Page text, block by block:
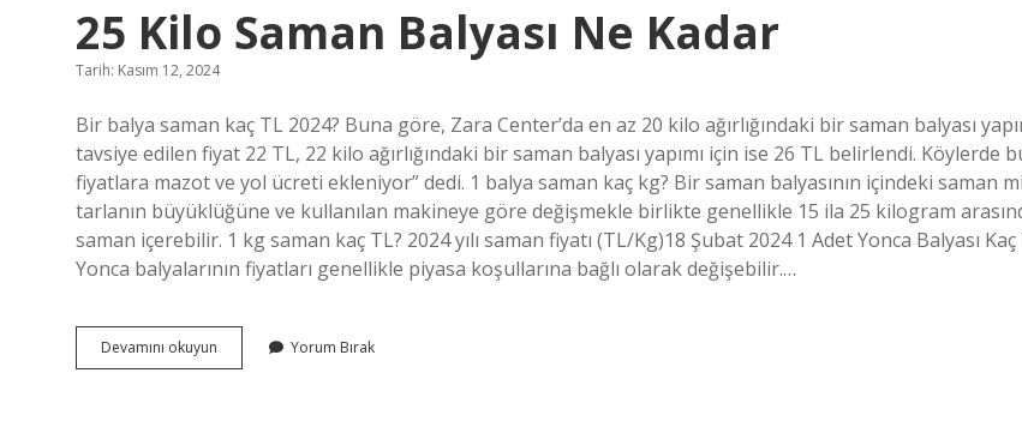
25 Kilo Saman Balyası Ne Kadar
Tarih: Kasım 12, 2024
Bir balya saman kaç TL 2024? Buna göre, Zara Center’da en az 20 kilo ağırlığındaki bir saman balyası
tavsiye edilen fiyat 22 TL, 22 kilo ağırlığındaki bir saman balyası yapımı için ise 26 TL belirlendi. Köylerde
fiyatlara mazot ve yol ücreti ekleniyor” dedi. 1 balya saman kaç kg? Bir saman balyasının içindeki saman
tarlanın büyüklüğüne ve kullanılan makineye göre değişmekle birlikte genellikle 15 ila 25 kilogram
saman içerebilir. 1 kg saman kaç TL? 2024 yılı saman fiyatı (TL/Kg)18 Şubat 2024 1 Adet Yonca Balyası Kaç
Yonca balyalarının fiyatları genellikle piyasa koşullarına bağlı olarak değişebilir.…
Devamını okuyun
Kilo
Yorum Bırak